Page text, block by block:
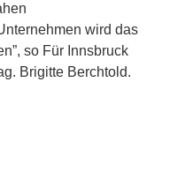
wird das
so Für Innsbruck
Brigitte Berchtold.